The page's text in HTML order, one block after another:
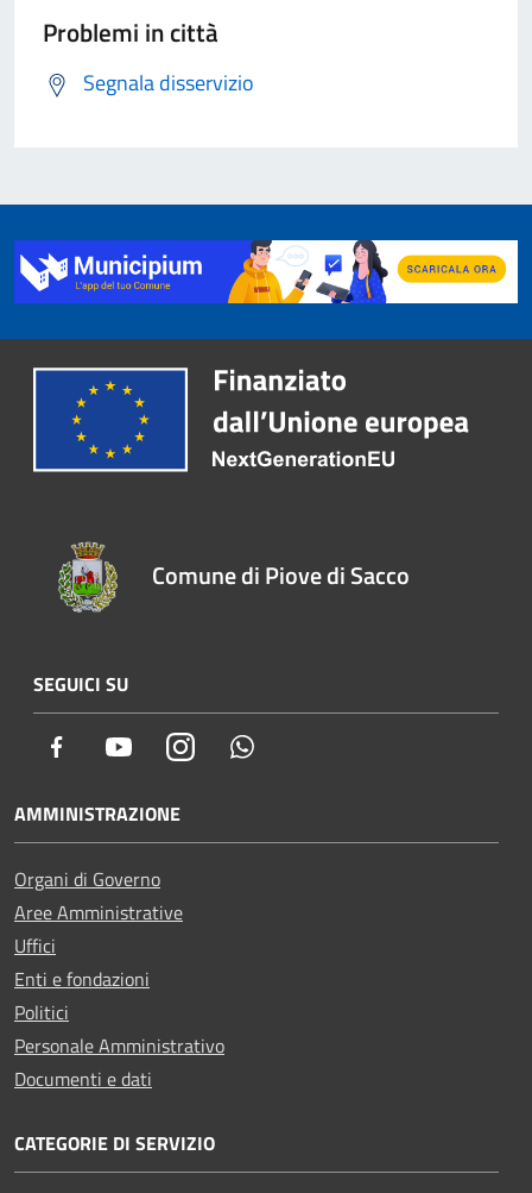
Problemi in città
Segnala disservizio
Comune di Piove di Sacco
SEGUICI SU
Facebook YoutubeInstagram
AMMINISTRAZIONE
Organi di Governo
Aree Amministrative
Uffici
Enti e fondazioni
Politici
Personale Amministrativo
Documenti e dati
CATEGORIE DI SERVIZIO